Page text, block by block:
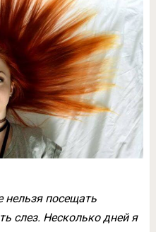
нельзя посещать
слез. Несколько дней я